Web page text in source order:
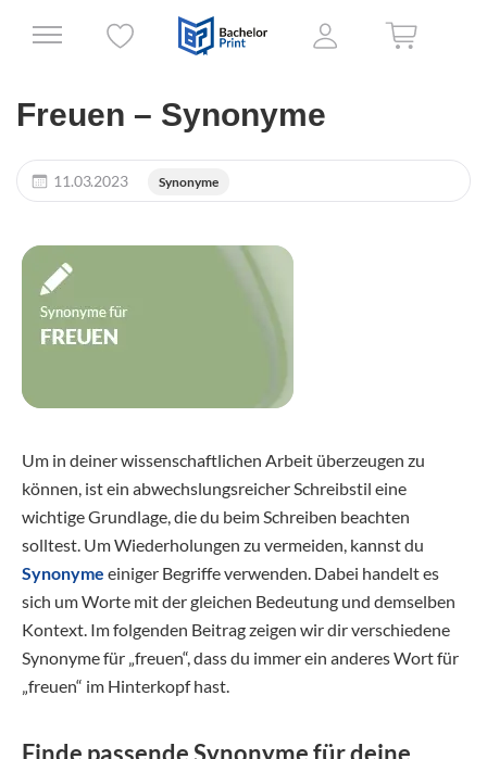
Freuen – Synonyme
11.03.2023 Synonyme
Um in deiner wissenschaftlichen Arbeit überzeugen zu
können, ist ein abwechslungsreicher Schreibstil eine
wichtige Grundlage, die du beim Schreiben beachten
solltest. Um Wiederholungen zu vermeiden, kannst du
Synonyme einiger Begriffe verwenden. Dabei handelt es
sich um Worte mit der gleichen Bedeutung und demselben
Kontext. Im folgenden Beitrag zeigen wir dir verschiedene
Synonyme für „freuen“, dass du immer ein anderes Wort für
„freuen“ im Hinterkopf hast.
Finde passende Synonyme für deine